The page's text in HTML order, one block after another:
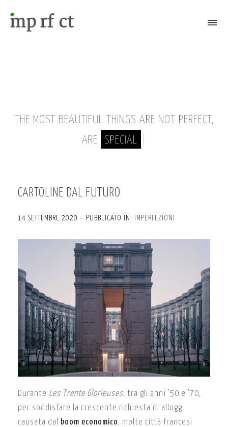
Attiva/Disattiva il menù
THE MOST BEAUTIFUL THINGS ARE NOT PERFECT,
ARE
SPECIAL
CARTOLINE DAL FUTURO
14 SETTEMBRE 2020 – PUBBLICATO IN: IMPERFEZIONI
Durante Les Trente Glorieuses, tra gli anni ’50 e ’70,
per soddisfare la crescente richiesta di alloggi
causata dal boom economico, molte città francesi